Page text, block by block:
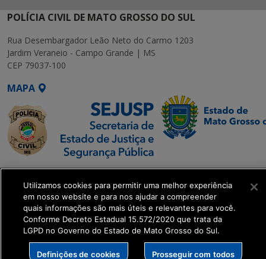
POLÍCIA CIVIL DE MATO GROSSO DO SUL
Rua Desembargador Leão Neto do Carmo 1203
Jardim Veraneio - Campo Grande | MS
CEP 79037-100
MAPA
SETDIG | Secretaria-
Executiva de
Transformação Digital
get_footer();
Utilizamos cookies para permitir uma melhor experiência
em nosso website e para nos ajudar a compreender
quais informações são mais úteis e relevantes para você.
Conforme Decreto Estadual 15.572/2020 que trata da
LGPD no Governo do Estado de Mato Grosso do Sul.
Definições de cookies Prosseguir com todos